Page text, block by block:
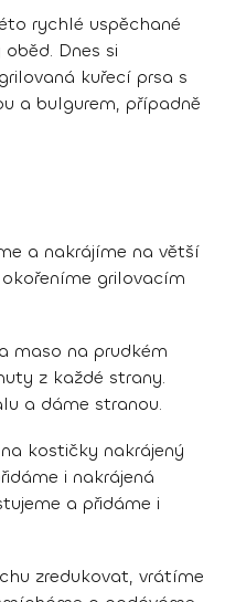
rychlé uspěchané
Dnes si
kuřecí prsa s
a bulgurem, případně
a nakrájíme na větší
grilovacím
maso na prudkém
z každé strany.
a dáme stranou.
kostičky nakrájený
i nakrájená
a přidáme i
zredukovat, vrátíme